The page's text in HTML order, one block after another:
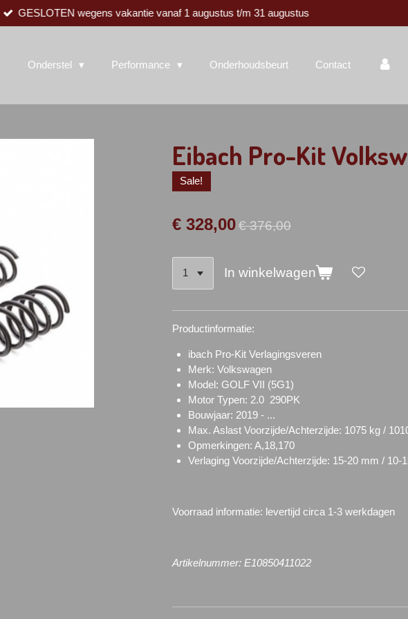
GESLOTEN wegens vakantie vanaf 1 augustus t/m 31 augustus
Onderstel Performance Onderhoudsbeurt Contact
Eibach Pro-Kit
Sale!
€ 328,00€ 376,00
In winkelwagen
Productinformatie:
ibach Pro-Kit Verlagingsveren
Merk: Volkswagen
Model: GOLF VII (5G1)
Motor Typen: 2.0 290PK
Bouwjaar: 2019 - ...
Max. Aslast Voorzijde/Achterzijde: 1075 kg /
Opmerkingen: A,18,170
Verlaging Voorzijde/Achterzijde: 15-20 mm / 10-
Voorraad informatie: levertijd circa 1-3 werkdagen
Artikelnummer: E10850411022